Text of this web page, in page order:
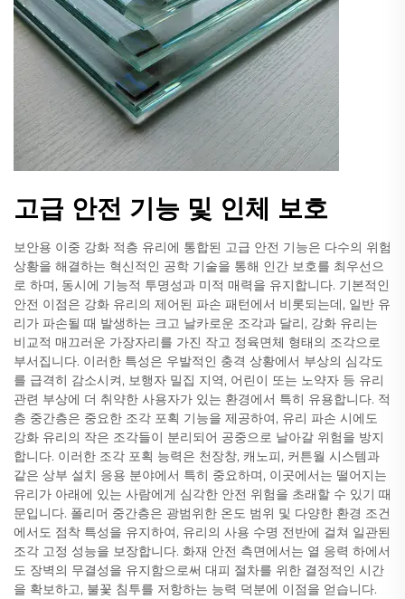
고급 안전 기능 및 인체 보호
보안용 이중 강화 적층 유리에 통합된 고급 안전 기능은 다수의 위험
상황을 해결하는 혁신적인 공학 기술을 통해 인간 보호를 최우선으
로 하며, 동시에 기능적 투명성과 미적 매력을 유지합니다. 기본적인
안전 이점은 강화 유리의 제어된 파손 패턴에서 비롯되는데, 일반 유
리가 파손될 때 발생하는 크고 날카로운 조각과 달리, 강화 유리는
비교적 매끄러운 가장자리를 가진 작고 정육면체 형태의 조각으로
부서집니다. 이러한 특성은 우발적인 충격 상황에서 부상의 심각도
를 급격히 감소시켜, 보행자 밀집 지역, 어린이 또는 노약자 등 유리
관련 부상에 더 취약한 사용자가 있는 환경에서 특히 유용합니다. 적
층 중간층은 중요한 조각 포획 기능을 제공하여, 유리 파손 시에도
강화 유리의 작은 조각들이 분리되어 공중으로 날아갈 위험을 방지
합니다. 이러한 조각 포획 능력은 천장창, 캐노피, 커튼월 시스템과
같은 상부 설치 응용 분야에서 특히 중요하며, 이곳에서는 떨어지는
유리가 아래에 있는 사람에게 심각한 안전 위험을 초래할 수 있기 때
문입니다. 폴리머 중간층은 광범위한 온도 범위 및 다양한 환경 조건
에서도 점착 특성을 유지하여, 유리의 사용 수명 전반에 걸쳐 일관된
조각 고정 성능을 보장합니다. 화재 안전 측면에서는 열 응력 하에서
도 장벽의 무결성을 유지함으로써 대피 절차를 위한 결정적인 시간
을 확보하고, 불꽃 침투를 저항하는 능력 덕분에 이점을 얻습니다.